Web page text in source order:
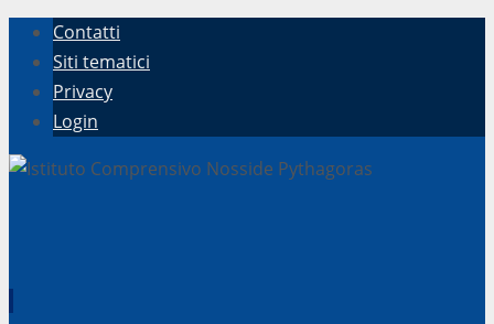
Contatti
Siti tematici
Privacy
Login